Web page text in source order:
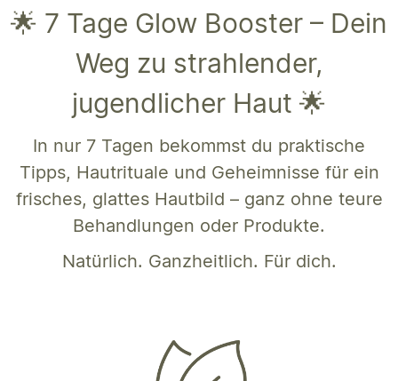
🌟 7 Tage Glow Booster – Dein
Weg zu strahlender,
jugendlicher Haut 🌟
In nur 7 Tagen bekommst du praktische
Tipps, Hautrituale und Geheimnisse für ein
frisches, glattes Hautbild – ganz ohne teure
Behandlungen oder Produkte.
Natürlich. Ganzheitlich. Für dich.